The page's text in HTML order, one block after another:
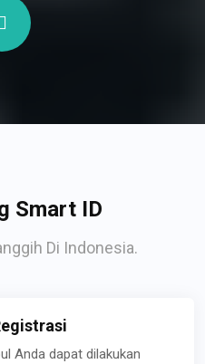
Smart ID
Di Indonesia.
Anda dapat dilakukan